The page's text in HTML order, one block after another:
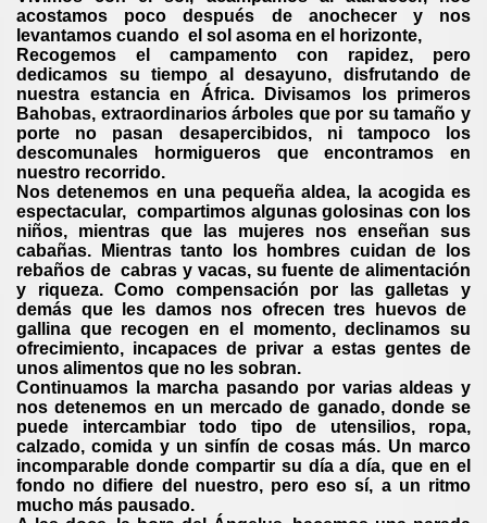
acostamos poco después de anochecer y nos
levantamos cuando el sol asoma en el horizonte,
Recogemos el campamento con rapidez, pero
dedicamos su tiempo al desayuno, disfrutando de
nuestra estancia en África. Divisamos los primeros
Bahobas, extraordinarios árboles que por su tamaño y
porte no pasan desapercibidos, ni tampoco los
descomunales hormigueros que encontramos en
nuestro recorrido.
Nos detenemos en una pequeña aldea, la acogida es
espectacular, compartimos algunas golosinas con los
niños, mientras que las mujeres nos enseñan sus
cabañas. Mientras tanto los hombres cuidan de los
rebaños de cabras y vacas, su fuente de alimentación
y riqueza. Como compensación por las galletas y
demás que les damos nos ofrecen tres huevos de
gallina que recogen en el momento, declinamos su
ofrecimiento, incapaces de privar a estas gentes de
unos alimentos que no les sobran.
Continuamos la marcha pasando por varias aldeas y
nos detenemos en un mercado de ganado, donde se
puede intercambiar todo tipo de utensilios, ropa,
calzado, comida y un sinfín de cosas más. Un marco
incomparable donde compartir su día a día, que en el
fondo no difiere del nuestro, pero eso sí, a un ritmo
mucho más pausado.